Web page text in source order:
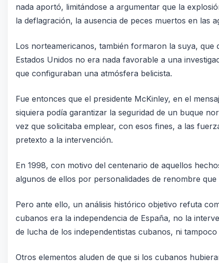
nada aportó, limitándose a argumentar que la
la deflagración, la ausencia de peces muertos en las
Los norteamericanos, también formaron la suya,
Estados Unidos no era nada favorable a una
que configuraban una atmósfera belicista.
Fue entonces que el presidente McKinley, en el
siquiera podía garantizar la seguridad de un buque
vez que solicitaba emplear, con esos fines, a las
pretexto a la intervención.
En 1998, con motivo del centenario de aquellos
algunos de ellos por personalidades de renombre
Pero ante ello, un análisis histórico objetivo refuta
cubanos era la independencia de España, no la
de lucha de los independentistas cubanos, ni
Otros elementos aluden de que si los cubanos